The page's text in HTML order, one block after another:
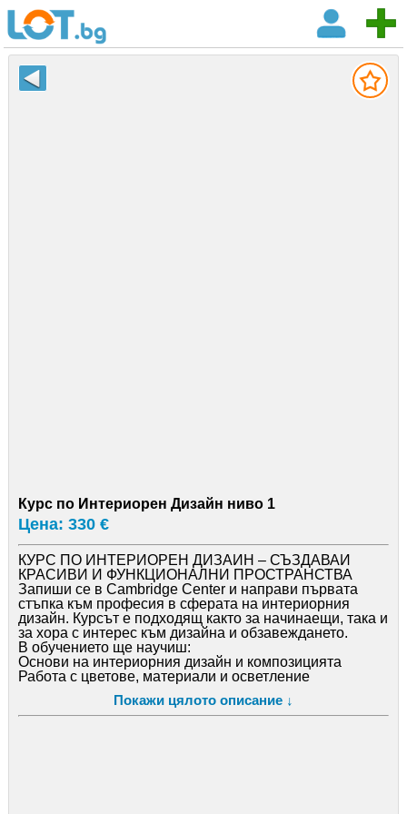
Курс по Интериорен Дизайн ниво 1
Цена: 330 €
КУРС ПО ИНТЕРИОРЕН ДИЗАЙН – СЪЗДАВАЙ
КРАСИВИ И ФУНКЦИОНАЛНИ ПРОСТРАНСТВА
Запиши се в Cambridge Center и направи първата
стъпка към професия в сферата на интериорния
дизайн. Курсът е подходящ както за начинаещи, така и
за хора с интерес към дизайна и обзавеждането.
В обучението ще научиш:
Основи на интериорния дизайн и композицията
Работа с цветове, материали и осветление
Създаване на концепции за жилищни и офис
пространства
Покажи цялото описание ↓